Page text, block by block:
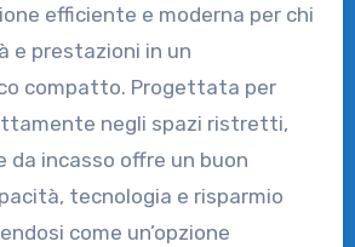
efficiente e moderna per chi
e prestazioni in un
compatto. Progettata per
negli spazi ristretti,
da incasso offre un buon
tecnologia e risparmio
come un’opzione